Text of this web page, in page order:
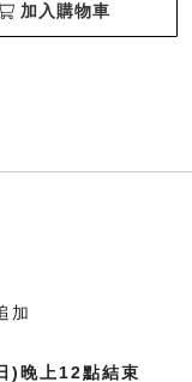
加入購物車
加
)晚上12點結束